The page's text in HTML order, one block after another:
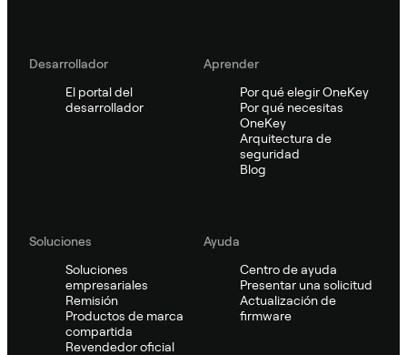
Desarrollador
El portal del
desarrollador
Aprender
Por qué elegir OneKey
Por qué necesitas
OneKey
Arquitectura de
seguridad
Blog
Soluciones
Soluciones
empresariales
Remisión
Productos de marca
compartida
Revendedor oficial
Ayuda
Centro de ayuda
Presentar una solicitud
Actualización de
firmware